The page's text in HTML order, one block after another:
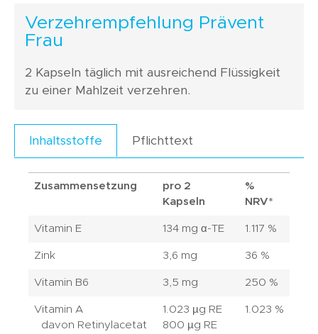
Verzehrempfehlung Prävent
Frau
2 Kapseln täglich mit ausreichend Flüssigkeit
zu einer Mahlzeit verzehren.
Inhaltsstoffe Pflichttext
Zusammensetzung
pro 2
Kapseln
%
NRV*
Vitamin E 134 mg α-TE 1.117 %
Zink 3,6 mg 36 %
Vitamin B6 3,5 mg 250 %
Vitamin A
davon Retinylacetat
1.023 µg RE
800 µg RE
1.023 %